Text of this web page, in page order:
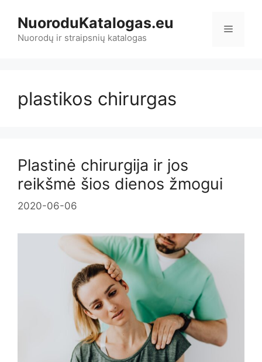
turinio
NuoroduKatalogas.eu
Nuorodų ir straipsnių katalogas
Meniu
plastikos chirurgas
Plastinė chirurgija ir jos
reikšmė šios dienos žmogui
2020-06-06